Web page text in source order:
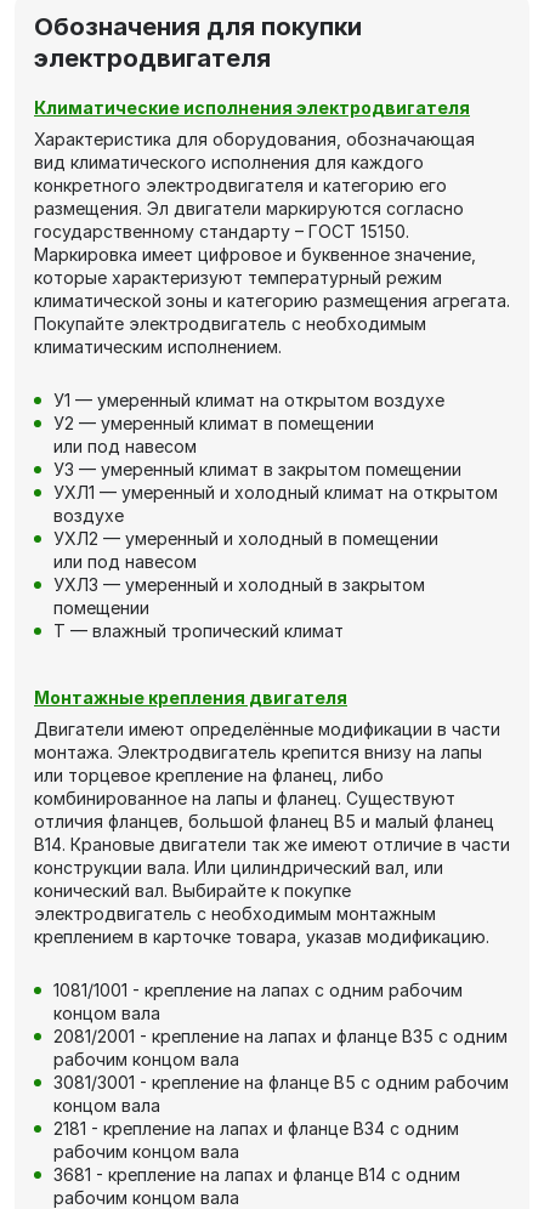
Обозначения для покупки
электродвигателя
Климатические исполнения электродвигателя
Характеристика для оборудования, обозначающая
вид климатического исполнения для каждого
конкретного электродвигателя и категорию его
размещения. Эл двигатели маркируются согласно
государственному стандарту – ГОСТ 15150.
Маркировка имеет цифровое и буквенное значение,
которые характеризуют температурный режим
климатической зоны и категорию размещения агрегата.
Покупайте электродвигатель с необходимым
климатическим исполнением.
У1 — умеренный климат на открытом воздухе
У2 — умеренный климат в помещении
или под навесом
У3 — умеренный климат в закрытом помещении
УХЛ1 — умеренный и холодный климат на открытом
воздухе
УХЛ2 — умеренный и холодный в помещении
или под навесом
УХЛ3 — умеренный и холодный в закрытом
помещении
Т — влажный тропический климат
Монтажные крепления двигателя
Двигатели имеют определённые модификации в части
монтажа. Электродвигатель крепится внизу на лапы
или торцевое крепление на фланец, либо
комбинированное на лапы и фланец. Существуют
отличия фланцев, большой фланец В5 и малый фланец
В14. Крановые двигатели так же имеют отличие в части
конструкции вала. Или цилиндрический вал, или
конический вал. Выбирайте к покупке
электродвигатель с необходимым монтажным
креплением в карточке товара, указав модификацию.
1081/1001 - крепление на лапах с одним рабочим
концом вала
2081/2001 - крепление на лапах и фланце В35 с одним
рабочим концом вала
3081/3001 - крепление на фланце В5 с одним рабочим
концом вала
2181 - крепление на лапах и фланце В34 с одним
рабочим концом вала
3681 - крепление на лапах и фланце В14 с одним
рабочим концом вала